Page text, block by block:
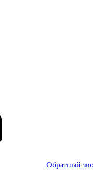
Обратный